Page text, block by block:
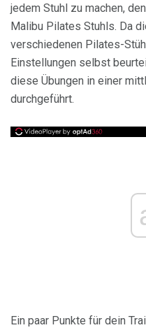
jedem Stuhl zu machen,
Malibu Pilates Stuhls. Da
verschiedenen Pilates-
Einstellungen selbst
diese Übungen in einer
durchgeführt.
Ein paar Punkte für dein